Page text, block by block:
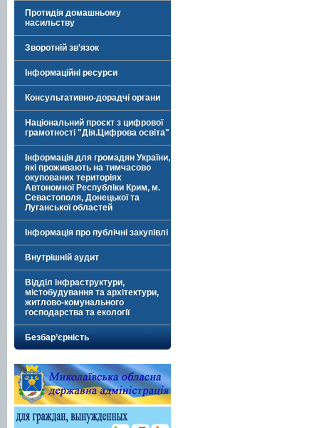
Протидія домашньому
насильству
Зворотній зв'язок
Інформаційні ресурси
Консультативно-дорадчі органи
Національний проєкт з цифрової
грамотності "Дія.Цифрова освіта"
Інформація для громадян України,
які проживають на тимчасово
окупованих територіях
Автономної Республіки Крим, м.
Севастополя, Донецької та
Луганської областей
Інформація про публічні закупівлі
Внутрішній аудит
Відділ інфраструктури,
містобудування та архітектури,
житлово-комунального
господарства та екології
Безбар’єрність